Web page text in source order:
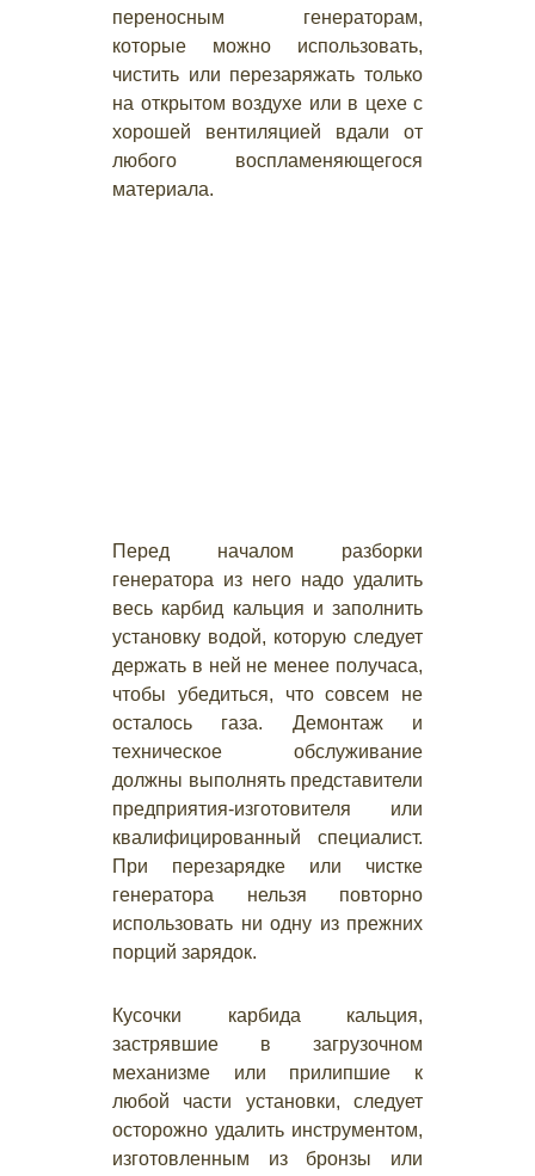
переносным генераторам,
которые можно использовать,
чистить или перезаряжать только
на открытом воздухе или в цехе с
хорошей вентиляцией вдали от
любого воспламеняющегося
материала.
Перед началом разборки
генератора из него надо удалить
весь карбид кальция и заполнить
установку водой, которую следует
держать в ней не менее получаса,
чтобы убедиться, что совсем не
осталось газа. Демонтаж и
техническое обслуживание
должны выполнять представители
предприятия-изготовителя или
квалифицированный специалист.
При перезарядке или чистке
генератора нельзя повторно
использовать ни одну из прежних
порций зарядок.
Кусочки карбида кальция,
застрявшие в загрузочном
механизме или прилипшие к
любой части установки, следует
осторожно удалить инструментом,
изготовленным из бронзы или